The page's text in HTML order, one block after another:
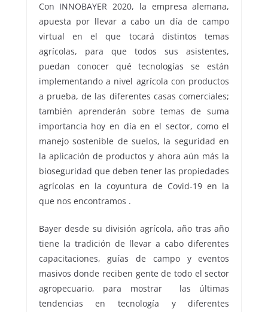
Con INNOBAYER 2020, la empresa alemana,
apuesta por llevar a cabo un día de campo
virtual en el que tocará distintos temas
agrícolas, para que todos sus asistentes,
puedan conocer qué tecnologías se están
implementando a nivel agrícola con productos
a prueba, de las diferentes casas comerciales;
también aprenderán sobre temas de suma
importancia hoy en día en el sector, como el
manejo sostenible de suelos, la seguridad en
la aplicación de productos y ahora aún más la
bioseguridad que deben tener las propiedades
agrícolas en la coyuntura de Covid-19 en la
que nos encontramos .
Bayer desde su división agrícola, año tras año
tiene la tradición de llevar a cabo diferentes
capacitaciones, guías de campo y eventos
masivos donde reciben gente de todo el sector
agropecuario, para mostrar las últimas
tendencias en tecnología y diferentes